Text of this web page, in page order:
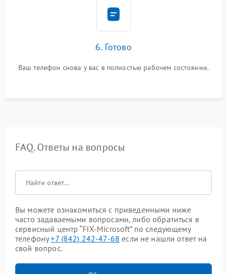
6. Готово
Ваш телефон снова у вас в полностью рабочем состоянии.
FAQ. Ответы на вопросы
Вы можете ознакомиться с приведенными ниже
часто задаваемыми вопросами, либо обратиться в
сервисный центр “FIX-Microsoft” по следующему
телефону+7 (842) 242-47-68 если не нашли ответ на
свой вопрос.